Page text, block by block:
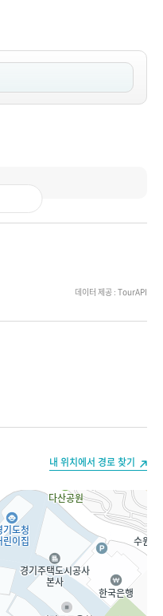
데이터 제공 : TourAPI
내 위치에서 경로 찾기